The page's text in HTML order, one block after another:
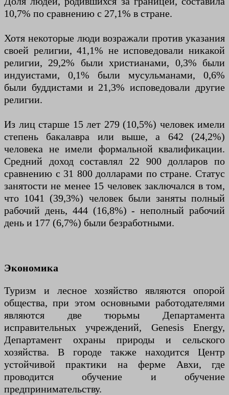
10,7% по сравнению с 27,1% в стране.
Хотя некоторые люди возражали против указания
своей религии, 41,1% не исповедовали никакой
религии, 29,2% были христианами, 0,3% были
индуистами, 0,1% были мусульманами, 0,6%
были буддистами и 21,3% исповедовали другие
религии.
Из лиц старше 15 лет 279 (10,5%) человек имели
степень бакалавра или выше, а 642 (24,2%)
человека не имели формальной квалификации.
Средний доход составлял 22 900 долларов по
сравнению с 31 800 долларами по стране. Статус
занятости не менее 15 человек заключался в том,
что 1041 (39,3%) человек были заняты полный
рабочий день, 444 (16,8%) - неполный рабочий
день и 177 (6,7%) были безработными.
Экономика
Туризм и лесное хозяйство являются опорой
общества, при этом основными работодателями
являются две тюрьмы Департамента
исправительных учреждений, Genesis Energy,
Департамент охраны природы и сельского
хозяйства. В городе также находится Центр
устойчивой практики на ферме Авхи, где
проводится обучение и обучение
предпринимательству.